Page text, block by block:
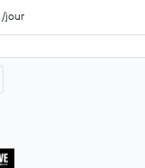
/jour